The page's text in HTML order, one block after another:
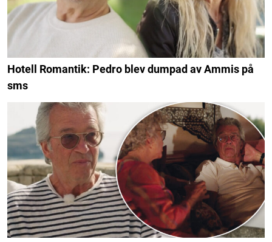
Hotell Romantik: Pedro blev dumpad av Ammis på
sms